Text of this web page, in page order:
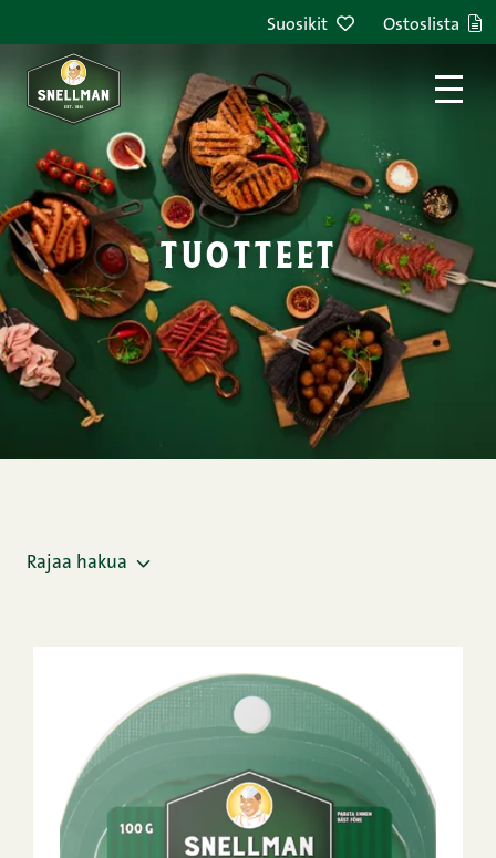
Suosikit Ostoslista
tuotteet
Rajaa hakua